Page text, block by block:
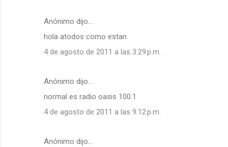
Anónimo dijo…
hola atodos como estan
4 de agosto de 2011 a las 3:29 p.m.
Anónimo dijo…
normal es radio oasis 100.1
4 de agosto de 2011 a las 9:12 p.m.
Anónimo dijo…